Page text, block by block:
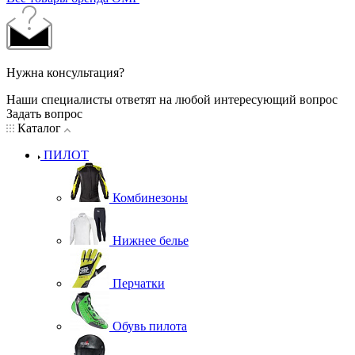
Нужна консультация?
Наши специалисты ответят на любой интересующий вопрос
Задать вопрос
Каталог
ПИЛОТ
Комбинезоны
Нижнее белье
Перчатки
Обувь пилота